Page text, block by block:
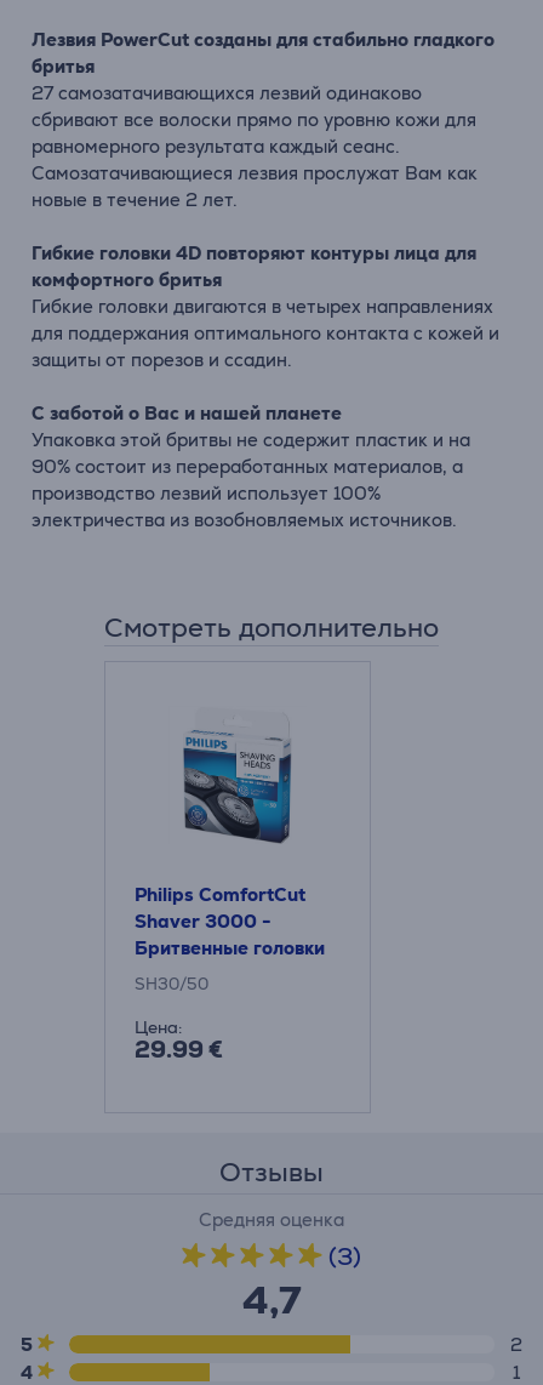
Лезвия PowerCut созданы для стабильно гладкого
бритья
27 самозатачивающихся лезвий одинаково
сбривают все волоски прямо по уровню кожи для
равномерного результата каждый сеанс.
Самозатачивающиеся лезвия прослужат Вам как
новые в течение 2 лет.
Гибкие головки 4D повторяют контуры лица для
комфортного бритья
Гибкие головки двигаются в четырех направлениях
для поддержания оптимального контакта с кожей и
защиты от порезов и ссадин.
С заботой о Вас и нашей планете
Упаковка этой бритвы не содержит пластик и на
90% состоит из переработанных материалов, а
производство лезвий использует 100%
электричества из возобновляемых источников.
Смотреть дополнительно
Philips ComfortCut
Shaver 3000 -
Бритвенные головки
SH30/50
Цена:
29.99 €
Отзывы
Средняя оценка
(3)
4,7
5
2
4
1